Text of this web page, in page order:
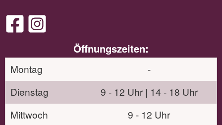
Öffnungszeiten:
Montag
-
Dienstag
9 - 12 Uhr | 14 - 18 Uhr
Mittwoch
9 - 12 Uhr